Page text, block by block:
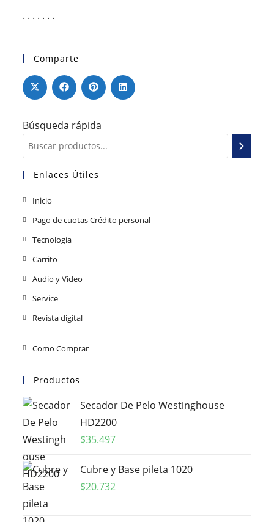
. . . . . . .
Comparte
Búsqueda rápida
Enlaces Útiles
Inicio
Pago de cuotas Crédito personal
Tecnología
Carrito
Audio y Video
Service
Revista digital
Como Comprar
Productos
Secador De Pelo Westinghouse
HD2200
$35.497
Cubre y Base pileta 1020
$20.732